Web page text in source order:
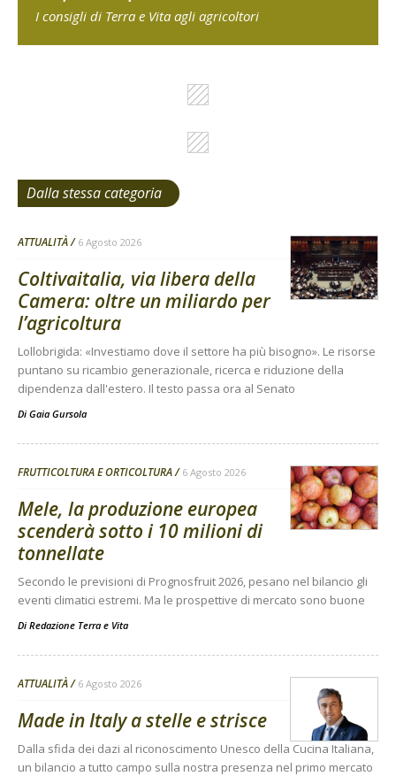
I consigli di Terra e Vita agli agricoltori
Dalla stessa categoria
ATTUALITÀ 6 Agosto 2026
Coltivaitalia, via libera della
Camera: oltre un miliardo per
l’agricoltura
Lollobrigida: «Investiamo dove il settore ha più bisogno». Le risorse
puntano su ricambio generazionale, ricerca e riduzione della
dipendenza dall'estero. Il testo passa ora al Senato
Di Gaia Gursola
FRUTTICOLTURA E ORTICOLTURA 6 Agosto 2026
Mele, la produzione europea
scenderà sotto i 10 milioni di
tonnellate
Secondo le previsioni di Prognosfruit 2026, pesano nel bilancio gli
eventi climatici estremi. Ma le prospettive di mercato sono buone
Di Redazione Terra e Vita
ATTUALITÀ 6 Agosto 2026
Made in Italy a stelle e strisce
Dalla sfida dei dazi al riconoscimento Unesco della Cucina Italiana,
un bilancio a tutto campo sulla nostra presenza nel primo mercato